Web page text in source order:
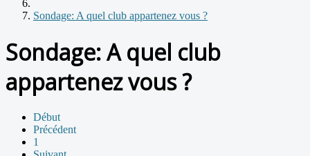
Sondage: A quel club appartenez vous ?
Sondage: A quel club
appartenez vous ?
Début
Précédent
1